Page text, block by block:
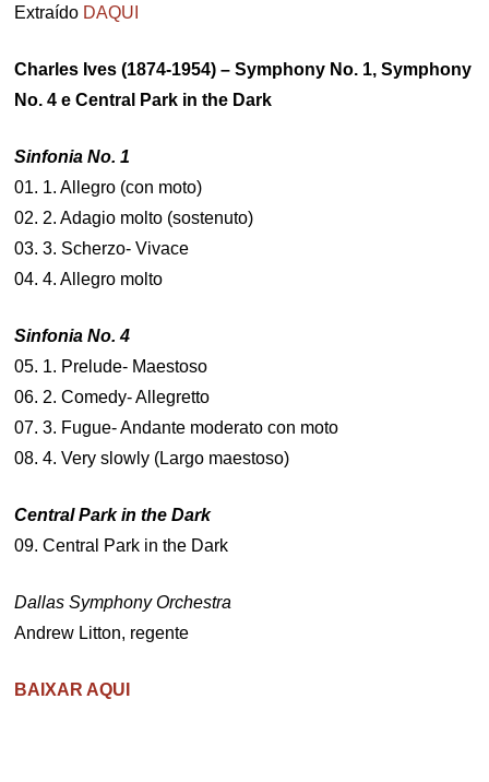
Extraído DAQUI
Charles Ives (1874-1954) – Symphony No. 1, Symphony
No. 4 e Central Park in the Dark
Sinfonia No. 1
01. 1. Allegro (con moto)
02. 2. Adagio molto (sostenuto)
03. 3. Scherzo- Vivace
04. 4. Allegro molto
Sinfonia No. 4
05. 1. Prelude- Maestoso
06. 2. Comedy- Allegretto
07. 3. Fugue- Andante moderato con moto
08. 4. Very slowly (Largo maestoso)
Central Park in the Dark
09. Central Park in the Dark
Dallas Symphony Orchestra
Andrew Litton, regente
BAIXAR AQUI